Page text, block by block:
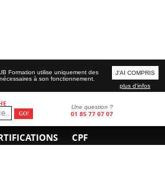
Une question ?
01 85 77 07 07
CPF
Formation utilise uniquement des
à son fonctionnement.
J'AI COMPRIS
plus d'infos